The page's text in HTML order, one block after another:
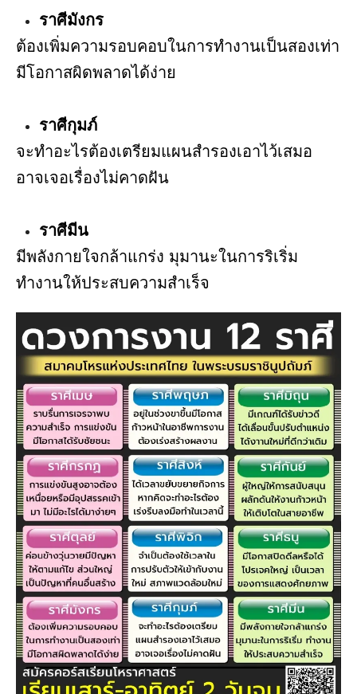
ราศีมังกร
ต้องเพิ่มความรอบคอบในการทำงานเป็นสองเท่า
มีโอกาสผิดพลาดได้ง่าย
ราศีกุมภ์
จะทำอะไรต้องเตรียมแผนสำรองเอาไว้เสมอ
อาจเจอเรื่องไม่คาดฝัน
ราศีมีน
มีพลังกายใจกล้าแกร่ง มุมานะในการริเริ่ม
ทำงานให้ประสบความสำเร็จ